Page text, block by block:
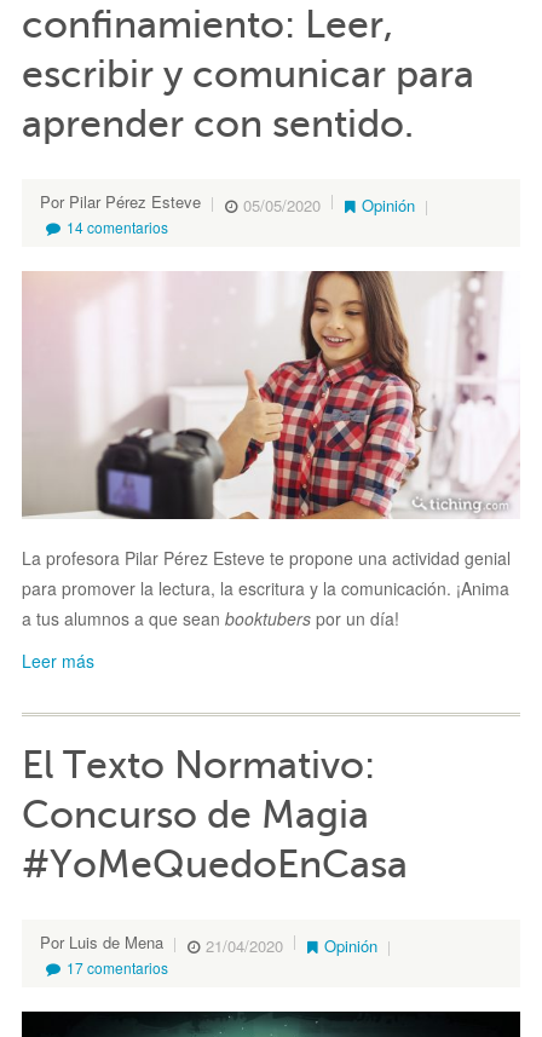
confinamiento: Leer,
escribir y comunicar para
aprender con sentido.
Por Pilar Pérez Esteve 05/05/2020 Opinión
14 comentarios
La profesora Pilar Pérez Esteve te propone una actividad genial
para promover la lectura, la escritura y la comunicación. ¡Anima
a tus alumnos a que sean booktubers por un día!
Leer más
El Texto Normativo:
Concurso de Magia
#YoMeQuedoEnCasa
Por Luis de Mena 21/04/2020 Opinión
17 comentarios